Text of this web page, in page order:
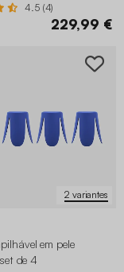
4.5 (4)
229,99 €
2 variantes
em pele
de 4